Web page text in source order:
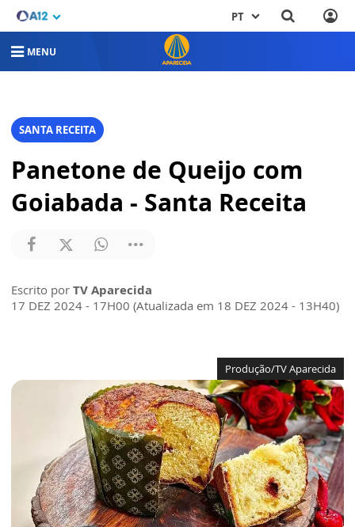
PT
MENU
SANTA RECEITA
Panetone de Queijo com
Goiabada - Santa Receita
Escrito por TV Aparecida
17 DEZ 2024 - 17H00 (Atualizada em 18 DEZ 2024 - 13H40)
Produção/TV Aparecida